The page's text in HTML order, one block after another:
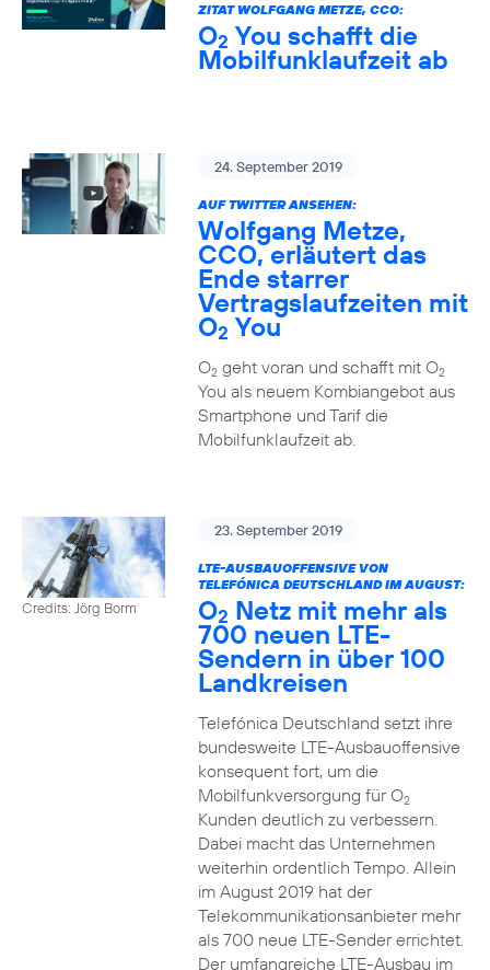
ZITAT WOLFGANG METZE, CCO:
O2 You schafft die
Mobilfunklaufzeit ab
24. September 2019
AUF TWITTER ANSEHEN:
Wolfgang Metze,
CCO, erläutert das
Ende starrer
Vertragslaufzeiten mit
O2 You
O2geht voran und schafft mit O2
You als neuem Kombiangebot aus
Smartphone und Tarif die
Mobilfunklaufzeit ab.
Credits: Jörg Borm
23. September 2019
LTE-AUSBAUOFFENSIVE VON
TELEFÓNICA DEUTSCHLAND IM AUGUST:
O2 Netz mit mehr als
700 neuen LTE-
Sendern in über 100
Landkreisen
Telefónica Deutschland setzt ihre
bundesweite LTE-Ausbauoffensive
konsequent fort, um die
Mobilfunkversorgung für O2
Kunden deutlich zu verbessern.
Dabei macht das Unternehmen
weiterhin ordentlich Tempo. Allein
im August 2019 hat der
Telekommunikationsanbieter mehr
als 700 neue LTE-Sender errichtet.
Der umfangreiche LTE-Ausbau im